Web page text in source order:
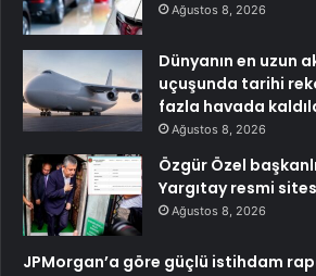
Ağustos 8, 2026
Dünyanın en uzun
uçuşunda tarihi
fazla havada
Ağustos 8, 2026
Özgür Özel
Yargıtay resmi
Ağustos 8, 2026
JPMorgan’a göre güçlü istihdam